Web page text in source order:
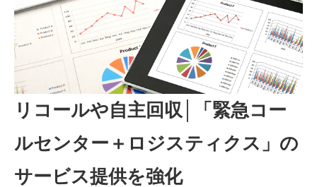
EC導入事例
ECブログ
無料セミナー
EC資料ダウンロード
ご利用案内
会社概要
リコールや自主回収│「緊急コー
ルセンター＋ロジスティクス」の
サービス提供を強化